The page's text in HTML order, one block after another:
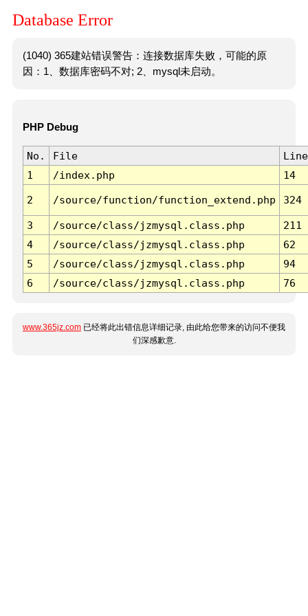
Database Error
(1040) 365建站错误警告：连接数据库失败，可能的原
因：1、数据库密码不对; 2、mysql未启动。
PHP Debug
No. File
Line
1
/index.php 14
2 /source/function/function_extend.php 324
3 /source/class/jzmysql.class.php
211
4
/source/class/jzmysql.class.php
62
5
/source/class/jzmysql.class.php
94
6
/source/class/jzmysql.class.php 76
www.365jz.com 已经将此出错信息详细记录, 由此给您带来的访问不便我
们深感歉意.